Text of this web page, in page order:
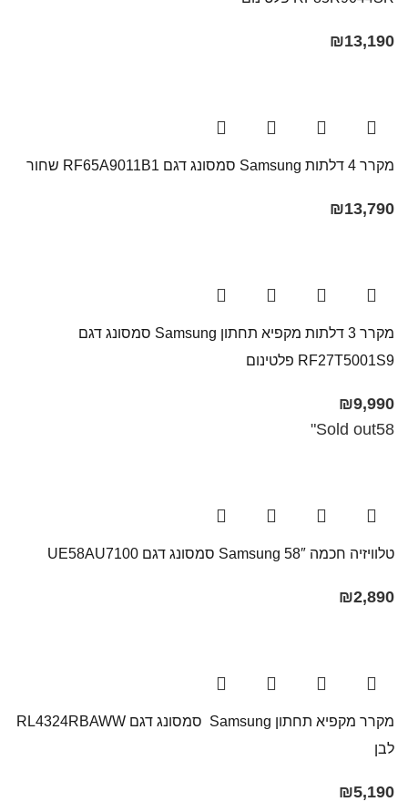
₪13,190
מקרר 4 דלתות Samsung סמסונג דגם RF65A9011B1 שחור
₪13,790
מקרר 3 דלתות מקפיא תחתון Samsung​ סמסונג דגם
RF27T5001S9 פלטינום
₪9,990
Sold out58"
טלוויזיה חכמה 58″ Samsung​ סמסונג דגם UE58AU7100
₪2,890
מקרר מקפיא תחתון Samsung סמסונג דגם RL4324RBAWW
לבן
₪5,190